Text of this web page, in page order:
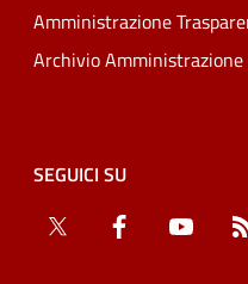
Amministrazione
Archivio Amministrazione
SEGUICI SU
Twitter
Facebook